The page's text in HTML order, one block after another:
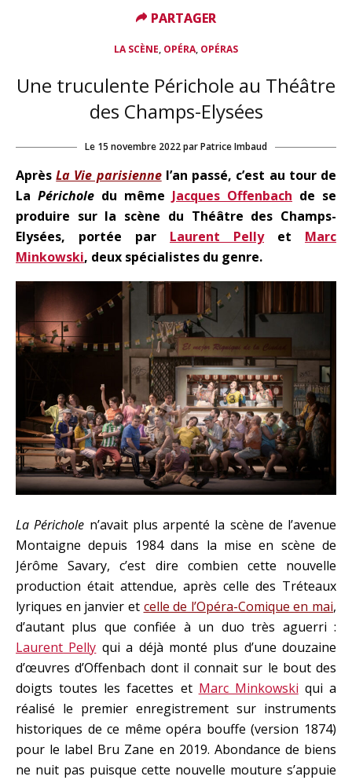
LA SCÈNE, OPÉRA, OPÉRAS
Une truculente Périchole au Théâtre
des Champs-Elysées
Le 15 novembre 2022parPatrice Imbaud
AprèsLa Vie parisiennel’an passé, c’est au tour de
La Périchole du même Jacques Offenbach de se
produire sur la scène du Théâtre des Champs-
Elysées, portée par Laurent Pellyet Marc
Minkowski, deux spécialistes du genre.
La Périchole n’avait plus arpenté la scène de l’avenue
Montaigne depuis 1984 dans la mise en scène de
Jérôme Savary, c’est dire combien cette nouvelle
production était attendue, après celle des Tréteaux
lyriques en janvier et celle de l’Opéra-Comique en mai,
d’autant plus que confiée à un duo très aguerri :
Laurent Pelly qui a déjà monté plus d’une douzaine
d’œuvres d’Offenbach dont il connait sur le bout des
doigts toutes les facettes et Marc Minkowski qui a
réalisé le premier enregistrement sur instruments
historiques de ce même opéra bouffe (version 1874)
pour le label Bru Zane en 2019. Abondance de biens
ne nuit pas puisque cette nouvelle mouture s’appuie
PARTAGER
PARTAGER